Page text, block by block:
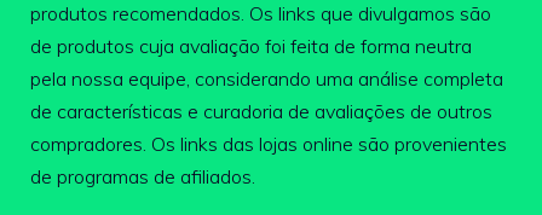
produtos recomendados. Os links que divulgamos são
de produtos cuja avaliação foi feita de forma neutra
pela nossa equipe, considerando uma análise completa
de características e curadoria de avaliações de outros
compradores. Os links das lojas online são provenientes
de programas de afiliados.